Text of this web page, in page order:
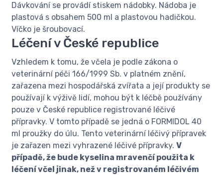
Dávkování se provádí stiskem nádobky. Nádoba je
plastová s obsahem 500 ml a plastovou hadičkou.
Víčko je šroubovací.
Léčení v České republice
Vzhledem k tomu, že včela je podle zákona o
veterinární péči 166/1999 Sb. v platném znění,
zařazena mezi hospodářská zvířata a její produkty se
používají k výživě lidí, mohou být k léčbě používány
pouze v České republice registrované léčivé
přípravky. V tomto případě se jedná o FORMIDOL 40
ml proužky do úlu. Tento veterinární léčivý přípravek
je zařazen mezi vyhrazené léčivé přípravky. V
případě, že bude kyselina mravenčí použita k
léčení včel jinak, než v registrovaném léčivém